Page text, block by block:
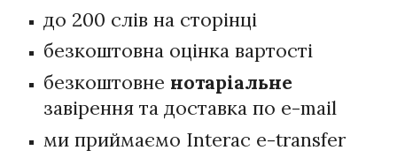
до 200 слів на сторінці
безкоштовна оцінка вартості
безкоштовне нотаріальне
завірення та доставка по e-mail
ми приймаємо Interac e-transfer